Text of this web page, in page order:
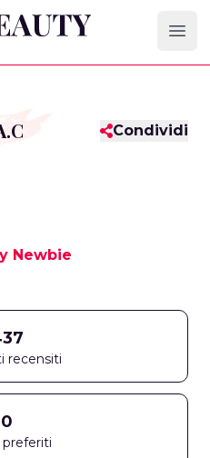
Condividi
Newbie
recensiti
0
preferiti